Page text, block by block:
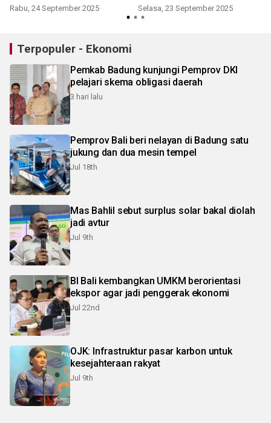
Rabu, 24 September 2025 Selasa, 23 September 2025
Terpopuler - Ekonomi
Pemkab Badung kunjungi Pemprov DKI
pelajari skema obligasi daerah
3 hari lalu
Pemprov Bali beri nelayan di Badung satu
jukung dan dua mesin tempel
Jul 18th
Mas Bahlil sebut surplus solar bakal diolah
jadi avtur
Jul 9th
BI Bali kembangkan UMKM berorientasi
ekspor agar jadi penggerak ekonomi
Jul 22nd
OJK: Infrastruktur pasar karbon untuk
kesejahteraan rakyat
Jul 9th